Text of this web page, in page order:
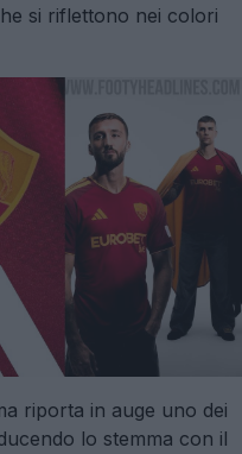
si riflettono nei colori
riporta in auge uno dei
lo stemma con il